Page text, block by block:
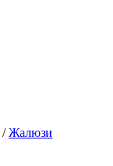
/Жалюзи